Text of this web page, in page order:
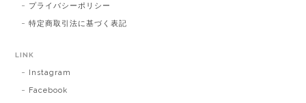
プライバシーポリシー
特定商取引法に基づく表記
LINK
Instagram
Facebook